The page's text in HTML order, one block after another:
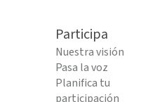
Participa
Nuestra visión
Pasa la voz
Planifica tu
participación